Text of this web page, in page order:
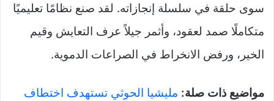
سوى حلقة في سلسلة إنجازاته. لقد صنع نظامًا تعليميًا
متكاملًا صمد لعقود، وأثمر جيلاً عرف التعايش وقيم
الخير، ورفض الانخراط في الصراعات الدموية.
مواضيع ذات صلة: مليشيا الحوثي تستهدف اختطاف